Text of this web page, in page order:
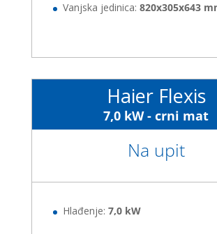
Vanjska jedinica: 820x305x643
Haier Flexis
7,0 kW - crni mat
Na upit
Hlađenje: 7,0 kW